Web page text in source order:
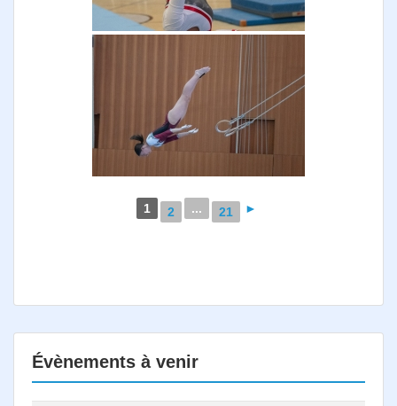
1 2 ... 21 ►
Évènements à venir